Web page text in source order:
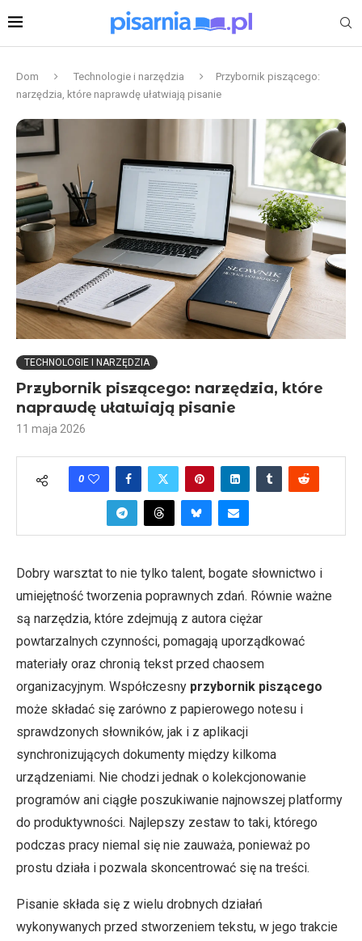
Dom Technologie i narzędzia
Przybornik piszącego:
narzędzia, które naprawdę ułatwiają pisanie
TECHNOLOGIE I NARZĘDZIA
Przybornik piszącego: narzędzia, które
naprawdę ułatwiają pisanie
11 maja 2026
0
Dobry warsztat to nie tylko talent, bogate słownictwo i
umiejętność tworzenia poprawnych zdań. Równie ważne
są narzędzia, które zdejmują z autora ciężar
powtarzalnych czynności, pomagają uporządkować
materiały oraz chronią tekst przed chaosem
organizacyjnym. Współczesny przybornik piszącego
może składać się zarówno z papierowego notesu i
sprawdzonych słowników, jak i z aplikacji
synchronizujących dokumenty między kilkoma
urządzeniami. Nie chodzi jednak o kolekcjonowanie
programów ani ciągłe poszukiwanie najnowszej platformy
do produktywności. Najlepszy zestaw to taki, którego
podczas pracy niemal się nie zauważa, ponieważ po
prostu działa i pozwala skoncentrować się na treści.
Pisanie składa się z wielu drobnych działań
wykonywanych przed stworzeniem tekstu, w jego trakcie